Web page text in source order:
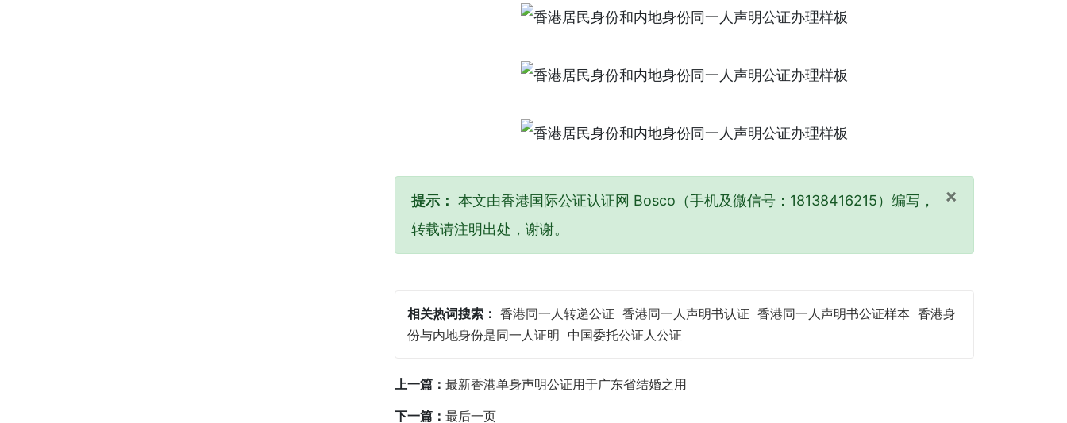
×
提示： 本文由香港国际公证认证网 Bosco（手机及微信号：18138416215）编写，
转载请注明出处，谢谢。
相关热词搜索： 香港同一人转递公证 香港同一人声明书认证 香港同一人声明书公证样本 香港身
份与内地身份是同一人证明 中国委托公证人公证
上一篇： 最新香港单身声明公证用于广东省结婚之用
下一篇： 最后一页